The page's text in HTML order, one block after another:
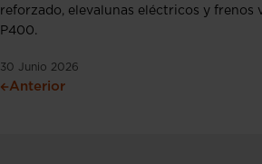
reforzado, elevalunas eléctricos y frenos
P400.
30 Junio 2026
Anterior